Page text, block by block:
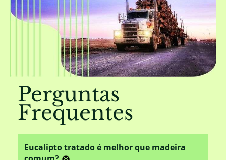
Perguntas
Frequentes
Eucalipto tratado é melhor que madeira